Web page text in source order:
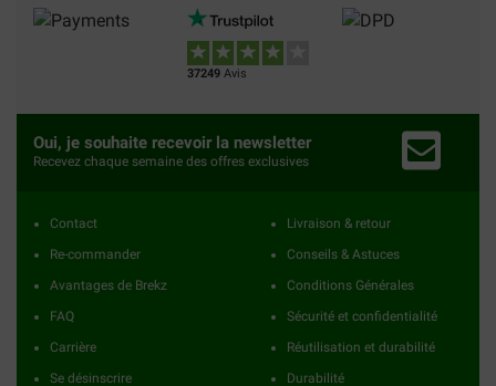
37249 Avis
Oui, je souhaite recevoir la newsletter
Recevez chaque semaine des offres exclusives
Contact
Re-commander
Avantages de Brekz
FAQ
Carrière
Se désinscrire
Livraison & retour
Conseils & Astuces
Conditions Générales
Sécurité et confidentialité
Réutilisation et durabilité
Durabilité